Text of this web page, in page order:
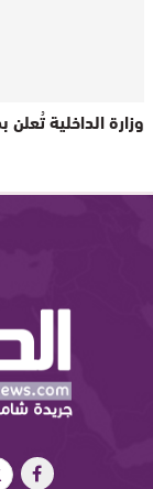
وزارة الداخلية تُعلن